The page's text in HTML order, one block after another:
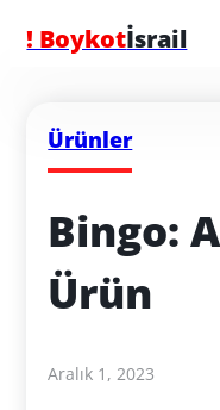
! Boykotİsrail
Ürünler
Bingo:
Ürün
Aralık 1, 2023